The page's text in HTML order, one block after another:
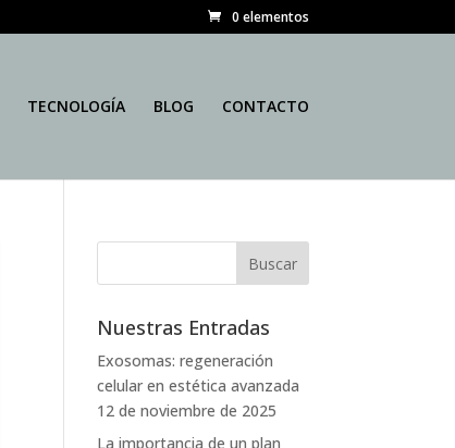
0 elementos
TECNOLOGÍA BLOG CONTACTO
Nuestras Entradas
Exosomas: regeneración
celular en estética avanzada
12 de noviembre de 2025
La importancia de un plan